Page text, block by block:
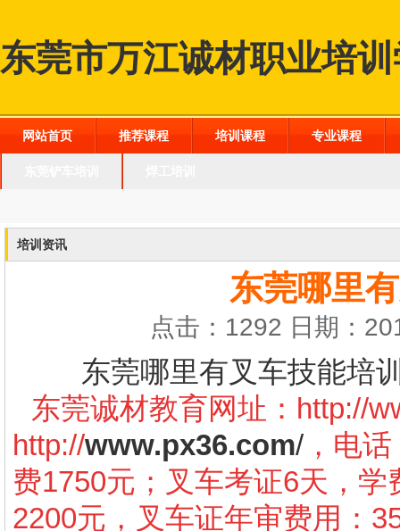
东莞市万江诚材职业培
网站首页 推荐课程 培训课程 专业课程
培训资讯
东莞哪里
点击：1292 日期：
东莞哪里有叉车技能培
东莞诚材教育网址： http://
http://www.px36.com/ ，电
费1750元；叉车考证6天，
2200元，叉车证年审费用：